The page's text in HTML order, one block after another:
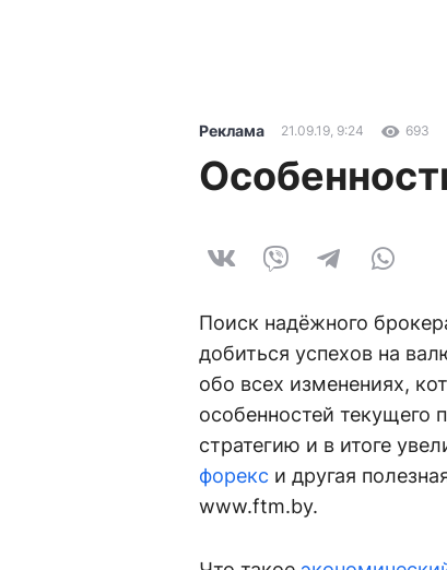
Реклама 21.09.19, 9:24 693
Поиск надёжного
добиться успехов на
обо всех изменениях,
особенностей текущего
стратегию и в итоге
форекс и другая
www.ftm.by.